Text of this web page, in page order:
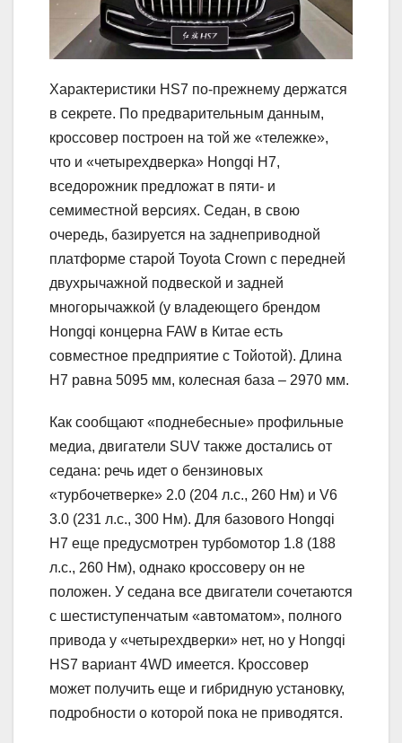
Характеристики HS7 по-прежнему держатся
в секрете. По предварительным данным,
кроссовер построен на той же «тележке»,
что и «четырехдверка» Hongqi H7,
вседорожник предложат в пяти- и
семиместной версиях. Седан, в свою
очередь, базируется на заднеприводной
платформе старой Toyota Crown с передней
двухрычажной подвеской и задней
многорычажкой (у владеющего брендом
Hongqi концерна FAW в Китае есть
совместное предприятие с Тойотой). Длина
H7 равна 5095 мм, колесная база – 2970 мм.
Как сообщают «поднебесные» профильные
медиа, двигатели SUV также достались от
седана: речь идет о бензиновых
«турбочетверке» 2.0 (204 л.с., 260 Нм) и V6
3.0 (231 л.с., 300 Нм). Для базового Hongqi
H7 еще предусмотрен турбомотор 1.8 (188
л.с., 260 Нм), однако кроссоверу он не
положен. У седана все двигатели сочетаются
с шестиступенчатым «автоматом», полного
привода у «четырехдверки» нет, но у Hongqi
HS7 вариант 4WD имеется. Кроссовер
может получить еще и гибридную установку,
подробности о которой пока не приводятся.